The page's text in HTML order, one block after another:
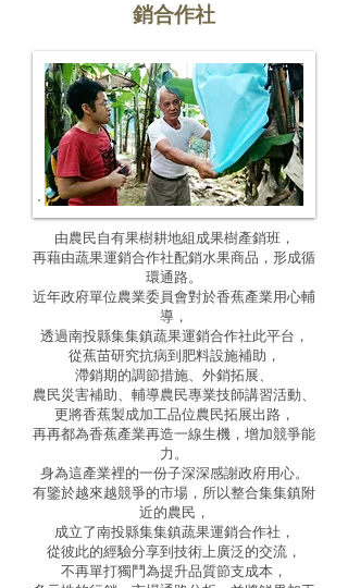
銷合作社
由農民自有果樹耕地組成果樹產銷班，
再藉由蔬果運銷合作社配銷水果商品，形成循
環通路。
近年政府單位農業委員會對於香蕉產業用心輔
導，
透過南投縣集集鎮蔬果運銷合作社此平台，
從蕉苗研究抗病到肥料設施補助，
滯銷期的調節措施、外銷拓展、
農民災害補助、輔導農民專業技師講習活動、
更將香蕉製成加工品位農民拓展出路，
再再都為香蕉產業再造一線生機，增加競爭能
力。
身為這產業裡的一份子深深感謝政府用心。
有鑒於越來越競爭的市場，所以整合集集鎮附
近的農民，
成立了南投縣集集鎮蔬果運銷合作社，
從彼此的經驗分享到技術上廣泛的交流，
不再單打獨鬥為提升品質節支成本，